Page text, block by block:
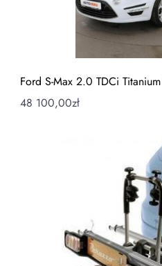
Ford S-Max 2.0 TDCi
48 100,00zł